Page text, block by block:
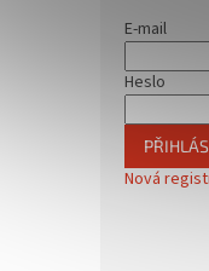
E-mail
Heslo
Nová